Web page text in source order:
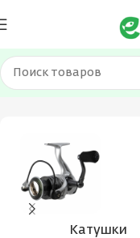
Главная Товар Вес
Катушки